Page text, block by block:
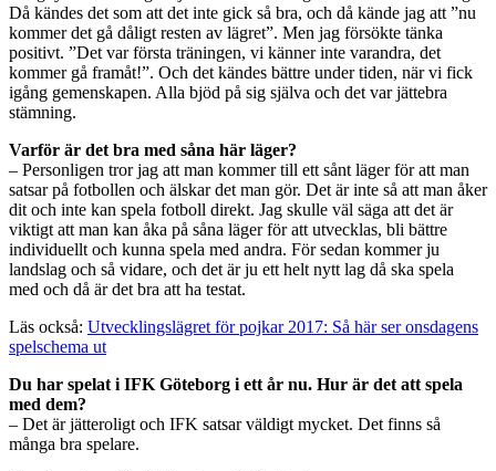
Då kändes det som att det inte gick så bra, och då kände jag att ”nu
kommer det gå dåligt resten av lägret”. Men jag försökte tänka
positivt. ”Det var första träningen, vi känner inte varandra, det
kommer gå framåt!”. Och det kändes bättre under tiden, när vi fick
igång gemenskapen. Alla bjöd på sig själva och det var jättebra
stämning.
Varför är det bra med såna här läger?
– Personligen tror jag att man kommer till ett sånt läger för att man
satsar på fotbollen och älskar det man gör. Det är inte så att man åker
dit och inte kan spela fotboll direkt. Jag skulle väl säga att det är
viktigt att man kan åka på såna läger för att utvecklas, bli bättre
individuellt och kunna spela med andra. För sedan kommer ju
landslag och så vidare, och det är ju ett helt nytt lag då ska spela
med och då är det bra att ha testat.
Läs också: Utvecklingslägret för pojkar 2017: Så här ser onsdagens
spelschema ut
Du har spelat i IFK Göteborg i ett år nu. Hur är det att spela
med dem?
– Det är jätteroligt och IFK satsar väldigt mycket. Det finns så
många bra spelare.